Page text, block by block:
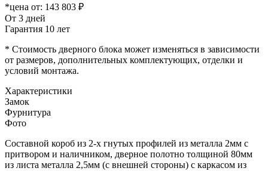
*цена от: 143 803 ₽
От 3 дней
Гарантия 10 лет
* Стоимость дверного блока может изменяться в зависимости
от размеров, дополнительных комплектующих, отделки и
условий монтажа.
Характеристики
Замок
Фурнитура
Фото
Составной короб из 2-х гнутых профилей из металла 2мм с
притвором и наличником, дверное полотно толщиной 80мм
из листа металла 2,5мм (с внешней стороны) c каркасом из